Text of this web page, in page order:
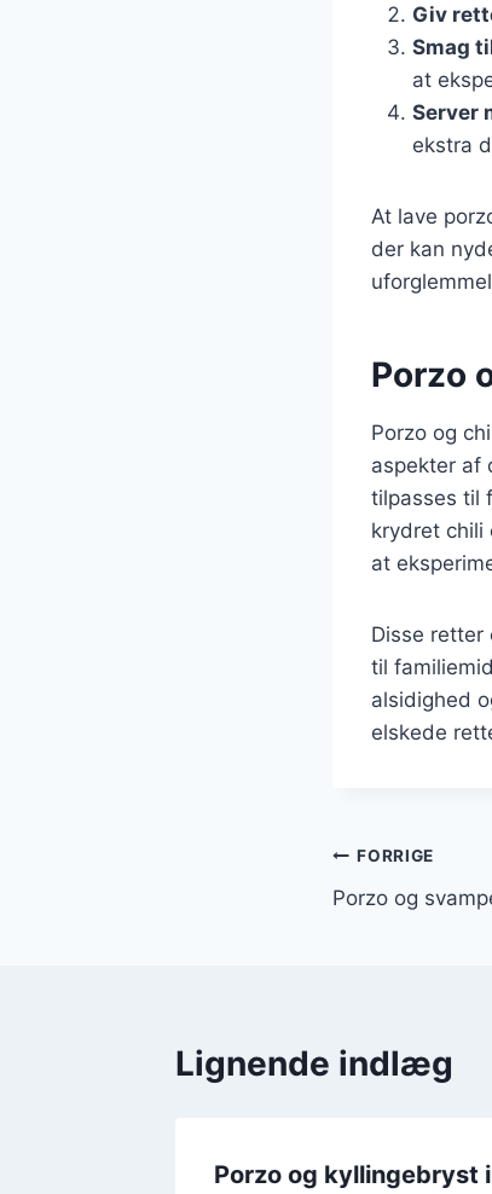
Giv
Smag
at
Server
ekstra
At lave
der kan
Porzo
Porzo og
aspekter af
tilpasses til
krydret chili
at
Disse retter
til
alsidighed
elskede
FORRIGE
Porzo og
Lignende indlæg
Porzo og kyllingebryst i